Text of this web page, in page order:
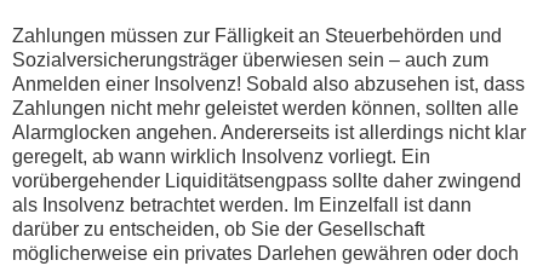
Zahlungen müssen zur Fälligkeit an Steuerbehörden und
Sozialversicherungsträger überwiesen sein – auch zum
Anmelden einer Insolvenz! Sobald also abzusehen ist, dass
Zahlungen nicht mehr geleistet werden können, sollten alle
Alarmglocken angehen. Andererseits ist allerdings nicht klar
geregelt, ab wann wirklich Insolvenz vorliegt. Ein
vorübergehender Liquiditätsengpass sollte daher zwingend
als Insolvenz betrachtet werden. Im Einzelfall ist dann
darüber zu entscheiden, ob Sie der Gesellschaft
möglicherweise ein privates Darlehen gewähren oder doch